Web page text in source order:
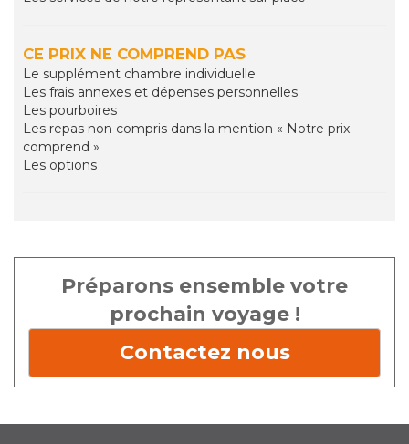
CE PRIX NE COMPREND PAS
Le supplément chambre individuelle
Les frais annexes et dépenses personnelles
Les pourboires
Les repas non compris dans la mention « Notre prix
comprend »
Les options
Préparons ensemble votre
prochain voyage !
Contactez nous